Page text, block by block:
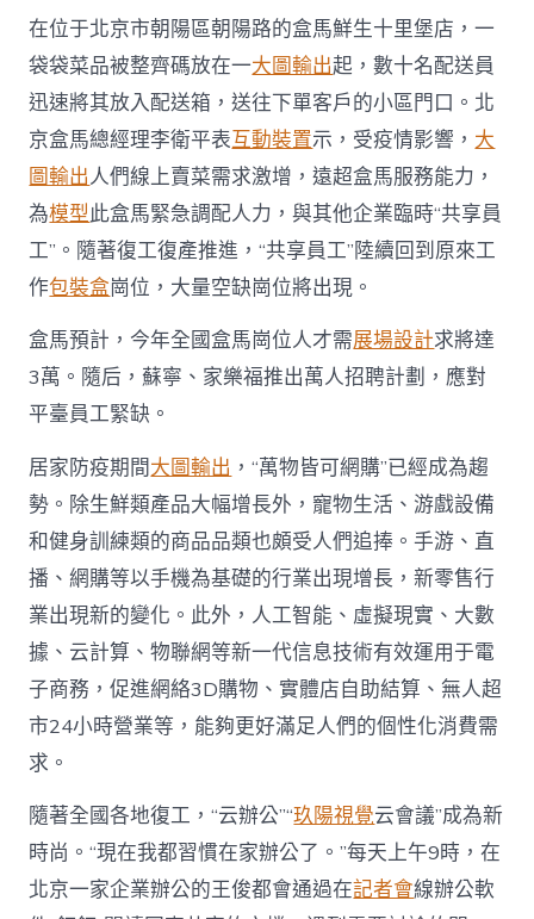
在位于北京市朝陽區朝陽路的盒馬鮮生十里堡店，一
袋袋菜品被整齊碼放在一大圖輸出起，數十名配送員
迅速將其放入配送箱，送往下單客戶的小區門口。北
京盒馬總經理李衛平表互動裝置示，受疫情影響， 大
圖輸出人們線上賣菜需求激增，遠超盒馬服務能力，
為模型此盒馬緊急調配人力，與其他企業臨時“共享員
工”。隨著復工復產推進，“共享員工”陸續回到原來工
作包裝盒崗位，大量空缺崗位將出現。
盒馬預計，今年全國盒馬崗位人才需展場設計求將達
3萬。隨后，蘇寧、家樂福推出萬人招聘計劃，應對
平臺員工緊缺。
居家防疫期間大圖輸出 ，“萬物皆可網購”已經成為趨
勢。除生鮮類產品大幅增長外，寵物生活、游戲設備
和健身訓練類的商品品類也頗受人們追捧。手游、直
播、網購等以手機為基礎的行業出現增長，新零售行
業出現新的變化。此外，人工智能、虛擬現實、大數
據、云計算、物聯網等新一代信息技術有效運用于電
子商務，促進網絡3D購物、實體店自助結算、無人超
市24小時營業等，能夠更好滿足人們的個性化消費需
求。
隨著全國各地復工，“云辦公”“玖陽視覺云會議”成為新
時尚。“現在我都習慣在家辦公了。”每天上午9時，在
北京一家企業辦公的王俊都會通過在記者會線辦公軟